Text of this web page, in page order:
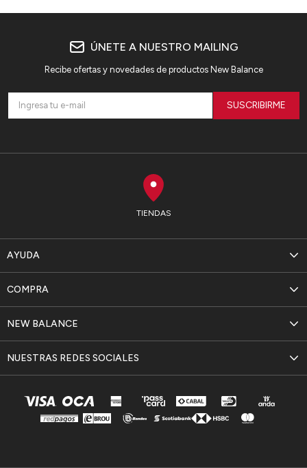
TIENDAS
AYUDA
NEW BALANCE
COMPRA
NUESTRAS REDES SOCIALES
ÚNETE A NUESTRO MAILING
Recibe ofertas y novedades de productos New Balance
SUSCRIBIRME